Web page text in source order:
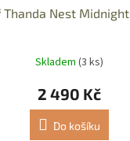
Thanda Nest
Skladem (3 ks)
2 490 Kč
Do košíku